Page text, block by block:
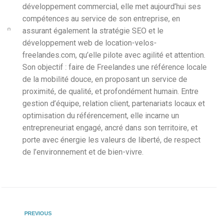
développement commercial, elle met aujourd’hui ses
compétences au service de son entreprise, en
assurant également la stratégie SEO et le
développement web de location-velos-
freelandes.com, qu’elle pilote avec agilité et attention.
Son objectif : faire de Freelandes une référence locale
de la mobilité douce, en proposant un service de
proximité, de qualité, et profondément humain. Entre
gestion d’équipe, relation client, partenariats locaux et
optimisation du référencement, elle incarne un
entrepreneuriat engagé, ancré dans son territoire, et
porte avec énergie les valeurs de liberté, de respect
de l’environnement et de bien-vivre.
PREVIOUS